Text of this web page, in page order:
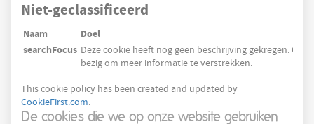
Niet-geclassificeerd
Naam
Doel
searchFocus Deze cookie heeft nog geen beschrijving gekregen. Ons
bezig om meer informatie te verstrekken.
This cookie policy has been created and updated by
CookieFirst.com.
De cookies die we op onze website gebruiken